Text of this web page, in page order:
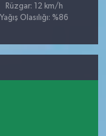
Rüzgar: 12 km/h
Yağış Olasılığı: %86